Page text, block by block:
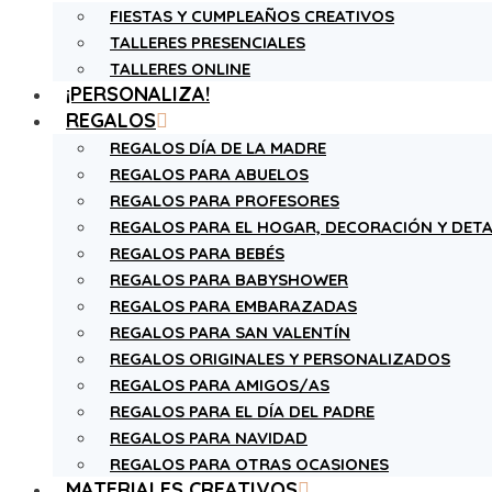
FIESTAS Y CUMPLEAÑOS CREATIVOS
TALLERES PRESENCIALES
TALLERES ONLINE
¡PERSONALIZA!
REGALOS
REGALOS DÍA DE LA MADRE
REGALOS PARA ABUELOS
REGALOS PARA PROFESORES
REGALOS PARA EL HOGAR, DECORACIÓN Y
REGALOS PARA BEBÉS
REGALOS PARA BABYSHOWER
REGALOS PARA EMBARAZADAS
REGALOS PARA SAN VALENTÍN
REGALOS ORIGINALES Y PERSONALIZADOS
REGALOS PARA AMIGOS/AS
REGALOS PARA EL DÍA DEL PADRE
REGALOS PARA NAVIDAD
REGALOS PARA OTRAS OCASIONES